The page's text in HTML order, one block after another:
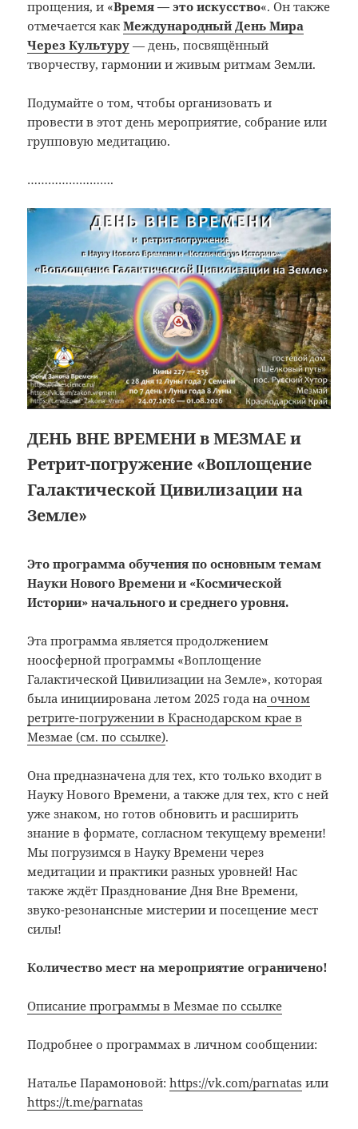
прощения, и «Время — это искусство«. Он также
отмечается какМеждународный День Мира
Через Культуру — день, посвящённый
творчеству, гармонии и живым ритмам Земли.
Подумайте о том, чтобы организовать и
провести в этот день мероприятие, собрание или
групповую медитацию.
…………………….
ДЕНЬ ВНЕ ВРЕМЕНИ в МЕЗМАЕ и
Ретрит-погружение «Воплощение
Галактической Цивилизации на
Земле»
Это программа обучения по основным темам
Науки Нового Времени и «Космической
Истории» начального и среднего уровня.
Эта программа является продолжением
ноосферной программы «Воплощение
Галактической Цивилизации на Земле», которая
была инициирована летом 2025 года на очном
ретрите-погружении в Краснодарском крае в
Мезмае (см. по ссылке).
Она предназначена для тех, кто только входит в
Науку Нового Времени, а также для тех, кто с ней
уже знаком, но готов обновить и расширить
знание в формате, согласном текущему времени!
Мы погрузимся в Науку Времени через
медитации и практики разных уровней! Нас
также ждёт Празднование Дня Вне Времени,
звуко-резонансные мистерии и посещение мест
силы!
Количество мест на мероприятие ограничено!
Описание программы в Мезмае по ссылке
Подробнее о программах в личном сообщении:
Наталье Парамоновой:https://vk.com/parnatas или
https://t.me/parnatas